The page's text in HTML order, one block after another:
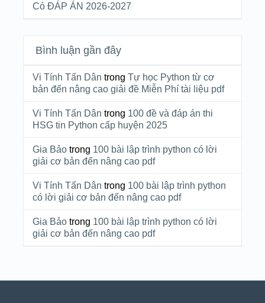
Có ĐÁP ÁN 2026-2027
Bình luận gần đây
Vi Tính Tấn Dân trong Tự học Python từ cơ
bản đến nâng cao giải đề Miễn Phí tài liệu pdf
Vi Tính Tấn Dân trong 100 đề và đáp án thi
HSG tin Python cấp huyện 2025
Gia Bảotrong 100 bài lập trình python có lời
giải cơ bản đến nâng cao pdf
Vi Tính Tấn Dân trong 100 bài lập trình python
có lời giải cơ bản đến nâng cao pdf
Gia Bảotrong 100 bài lập trình python có lời
giải cơ bản đến nâng cao pdf